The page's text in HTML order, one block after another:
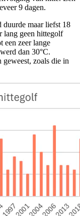
9 dagen.
maar liefst 18
lang geen hittegolf
een zeer lange
dan 30°C.
zoals die in